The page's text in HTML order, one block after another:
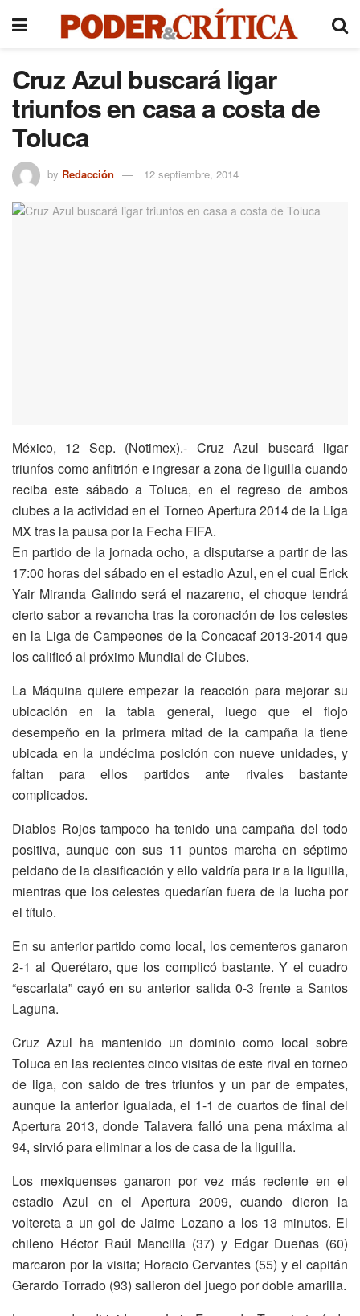
Cruz Azul buscará ligar
triunfos en casa a costa de
Toluca
by Redacción 12 septiembre, 2014
México, 12 Sep. (Notimex).- Cruz Azul buscará ligar
triunfos como anfitrión e ingresar a zona de liguilla cuando
reciba este sábado a Toluca, en el regreso de ambos
clubes a la actividad en el Torneo Apertura 2014 de la Liga
MX tras la pausa por la Fecha FIFA.
En partido de la jornada ocho, a disputarse a partir de las
17:00 horas del sábado en el estadio Azul, en el cual Erick
Yair Miranda Galindo será el nazareno, el choque tendrá
cierto sabor a revancha tras la coronación de los celestes
en la Liga de Campeones de la Concacaf 2013-2014 que
los calificó al próximo Mundial de Clubes.
La Máquina quiere empezar la reacción para mejorar su
ubicación en la tabla general, luego que el flojo
desempeño en la primera mitad de la campaña la tiene
ubicada en la undécima posición con nueve unidades, y
faltan para ellos partidos ante rivales bastante
complicados.
Diablos Rojos tampoco ha tenido una campaña del todo
positiva, aunque con sus 11 puntos marcha en séptimo
peldaño de la clasificación y ello valdría para ir a la liguilla,
mientras que los celestes quedarían fuera de la lucha por
el título.
En su anterior partido como local, los cementeros ganaron
2-1 al Querétaro, que los complicó bastante. Y el cuadro
“escarlata” cayó en su anterior salida 0-3 frente a Santos
Laguna.
Cruz Azul ha mantenido un dominio como local sobre
Toluca en las recientes cinco visitas de este rival en torneo
de liga, con saldo de tres triunfos y un par de empates,
aunque la anterior igualada, el 1-1 de cuartos de final del
Apertura 2013, donde Talavera falló una pena máxima al
94, sirvió para eliminar a los de casa de la liguilla.
Los mexiquenses ganaron por vez más reciente en el
estadio Azul en el Apertura 2009, cuando dieron la
voltereta a un gol de Jaime Lozano a los 13 minutos. El
chileno Héctor Raúl Mancilla (37) y Edgar Dueñas (60)
marcaron por la visita; Horacio Cervantes (55) y el capitán
Gerardo Torrado (93) salieron del juego por doble amarilla.